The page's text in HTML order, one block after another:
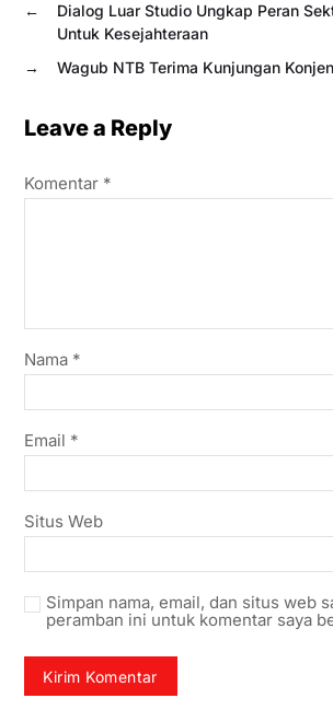
←
Dialog Luar Studio Ungkap Peran
Untuk Kesejahteraan
→
Wagub NTB Terima Kunjungan
Leave a Reply
Komentar *
Nama *
Email *
Situs Web
Simpan nama, email, dan situs web
peramban ini untuk komentar saya